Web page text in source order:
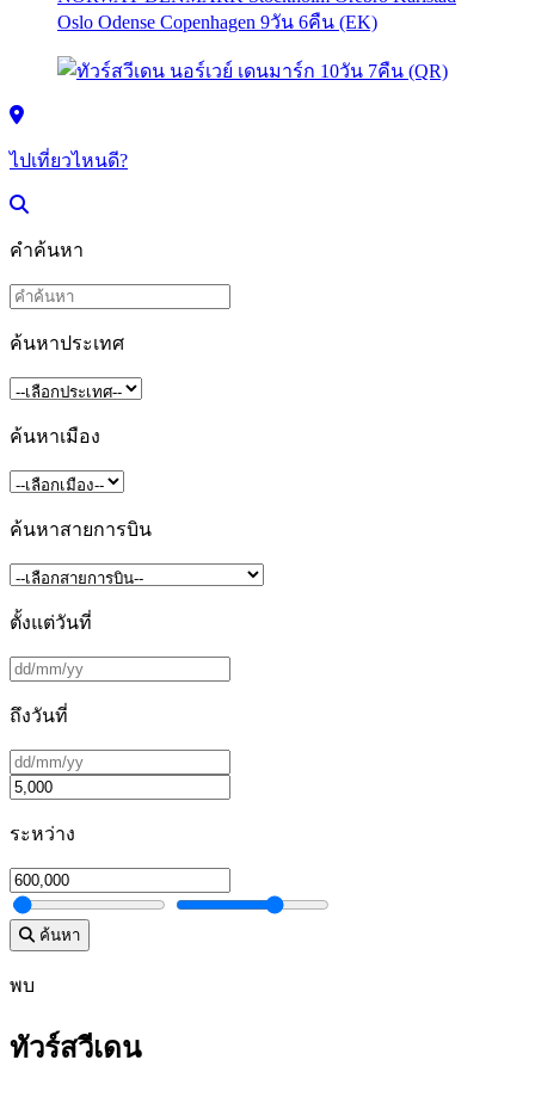
ไปเที่ยวไหนดี?
คำค้นหา
ค้นหาประเทศ
ค้นหาเมือง
ค้นหาสายการบิน
ตั้งแต่วันที่
ถึงวันที่
ระหว่าง
ค้นหา
พบ
ทัวร์สวีเดน